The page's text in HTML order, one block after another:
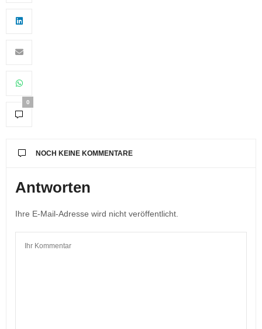
0
NOCH KEINE KOMMENTARE
Antworten
Ihre E-Mail-Adresse wird nicht veröffentlicht.